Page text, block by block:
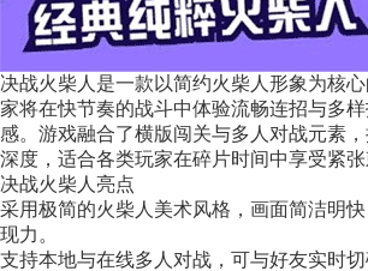
决战火柴人是一款以简约火柴人形象为核
家将在快节奏的战斗中体验流畅连招与多
感。游戏融合了横版闯关与多人对战元素
深度，适合各类玩家在碎片时间中享受紧张
决战火柴人亮点
采用极简的火柴人美术风格，画面简洁明
现力。
支持本地与在线多人对战，可与好友实时切